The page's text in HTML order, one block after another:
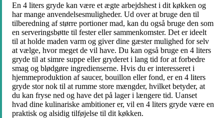
En 4 liters gryde kan være et ægte arbejdshest i dit køkken og
har mange anvendelsesmuligheder. Ud over at bruge den til
tilberedning af større portioner mad, kan du også bruge den som
en serveringsbøtte til fester eller sammenkomster. Det er ideelt
til at holde maden varm og giver dine gæster mulighed for selv
at vælge, hvor meget de vil have. Du kan også bruge en 4 liters
gryde til at simre suppe eller gryderet i lang tid for at forbedre
smag og blødgøre ingredienserne. Hvis du er interesseret i
hjemmeproduktion af saucer, bouillon eller fond, er en 4 liters
gryde stor nok til at rumme store mængder, hvilket betyder, at
du kan fryse ned og have det på lager i længere tid. Uanset
hvad dine kulinariske ambitioner er, vil en 4 liters gryde være en
praktisk og alsidig tilføjelse til dit køkken.